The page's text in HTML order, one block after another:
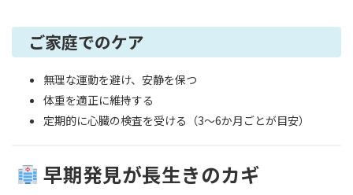
ご家庭でのケア
無理な運動を避け、安静を保つ
体重を適正に維持する
定期的に心臓の検査を受ける（3〜6か月ごとが目安）
早期発見が長生きのカギ